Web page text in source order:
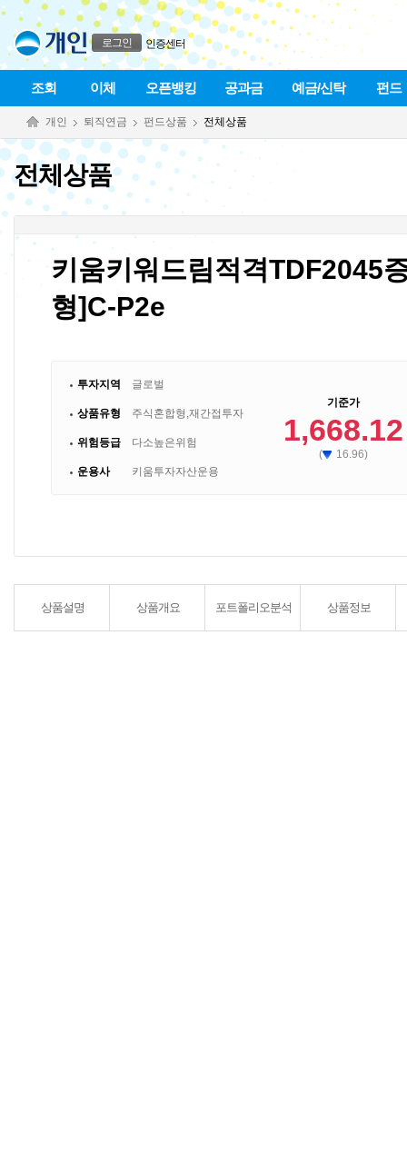
본문으로 바로가기
푸터 바로가기
로그인 인증센터
조회 이체 오픈뱅킹 공과금 예금/신탁 펀드
개인 퇴직연금 펀드상품 전체상품
전체상품
키움키워드림적격TDF2045
형]C-P2e
투자지역 글로벌
상품유형 주식혼합형,재간접투자
위험등급 다소높은위험
운용사 키움투자자산운용
기준가
1,668.12
( 16.96)
상품설명 상품개요 포트폴리오분석 상품정보